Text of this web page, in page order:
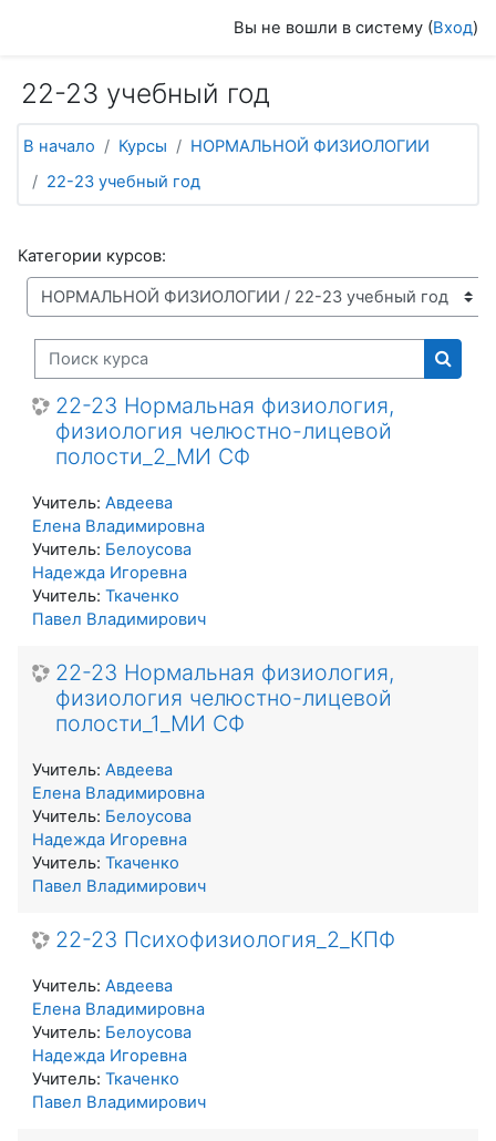
Вы не вошли в систему (Вход)
22-23 учебный год
В начало Курсы
НОРМАЛЬНОЙ ФИЗИОЛОГИИ
22-23 учебный год
Категории курсов:
Поиск курса
Поиск
22-23 Нормальная физиология,
физиология челюстно-лицевой
полости_2_МИ СФ
Учитель: Авдеева
Елена Владимировна
Учитель: Белоусова
Надежда Игоревна
Учитель: Ткаченко
Павел Владимирович
22-23 Нормальная физиология,
физиология челюстно-лицевой
полости_1_МИ СФ
Учитель: Авдеева
Елена Владимировна
Учитель: Белоусова
Надежда Игоревна
Учитель: Ткаченко
Павел Владимирович
22-23 Психофизиология_2_КПФ
Учитель: Авдеева
Елена Владимировна
Учитель: Белоусова
Надежда Игоревна
Учитель: Ткаченко
Павел Владимирович